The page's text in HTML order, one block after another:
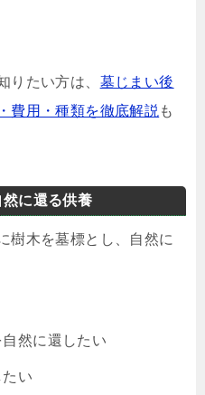
りたい方は、 墓じまい後
費用・種類を徹底解説 も
に還る供養
樹木を墓標とし、自然に
然に還したい
い